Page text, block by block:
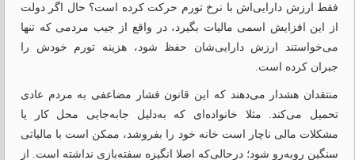
فقط ارزش دارایی‌اش با نرخ تورم حرکت کرده است؟ حال اگر دولت
از این افزایش اسمی مالیات بگیرد، در واقع از جیب مردمی که تنها
می‌خواستند ارزش دارایی‌شان حفظ شود، هزینه تورم خودش را
جبران کرده است.
منتقدان هشدار می‌دهند که این قانون فشار مضاعفی به مردم عادی
تحمیل می‌کند. مثلا خانواده‌ای که به‌دلیل جابه‌جایی محل کار یا
مشکلات مالی ناچار است خانه خود را بفروشد، ممکن است با مالیاتی
سنگین روبه‌رو شود؛ درحالی‌که اصلا انگیزه سفته‌بازی نداشته است. از